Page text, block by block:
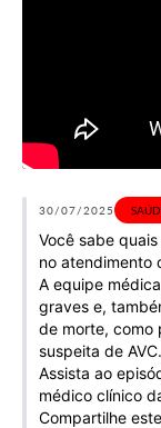
Notícias
Obras
Galeria de Vídeos
Projetos
Links
Telefones Úteis
A Prefeitura
30/07/2025
Você sabe
no atendimento
A equipe
graves e,
de morte, como
suspeita de AVC.
Assista ao
médico clínico
Compartilhe